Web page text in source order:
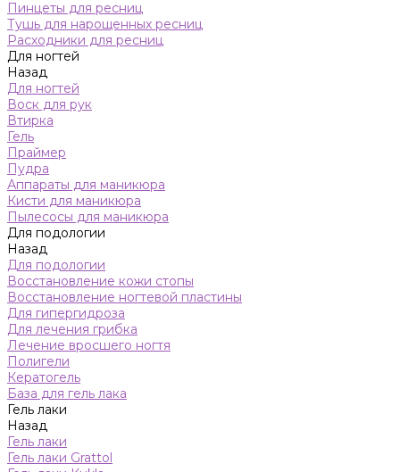
Пинцеты для ресниц
Тушь для нарощенных ресниц
Расходники для ресниц
Для ногтей
Назад
Для ногтей
Воск для рук
Втирка
Гель
Праймер
Пудра
Аппараты для маникюра
Кисти для маникюра
Пылесосы для маникюра
Для подологии
Назад
Для подологии
Восстановление кожи стопы
Восстановление ногтевой пластины
Для гипергидроза
Для лечения грибка
Лечение вросшего ногтя
Полигели
Кератогель
База для гель лака
Гель лаки
Назад
Гель лаки
Гель лаки Grattol